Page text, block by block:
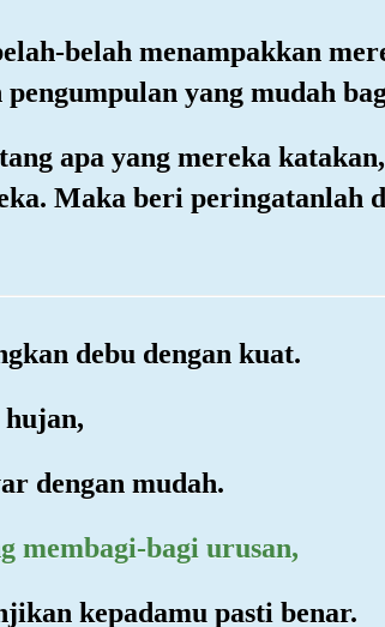
belah menampakkan
yang mudah
apa yang mereka
Maka beri peringatanlah
debu dengan kuat.
hujan,
dengan mudah.
membagi-bagi urusan,
kepadamu pasti benar.